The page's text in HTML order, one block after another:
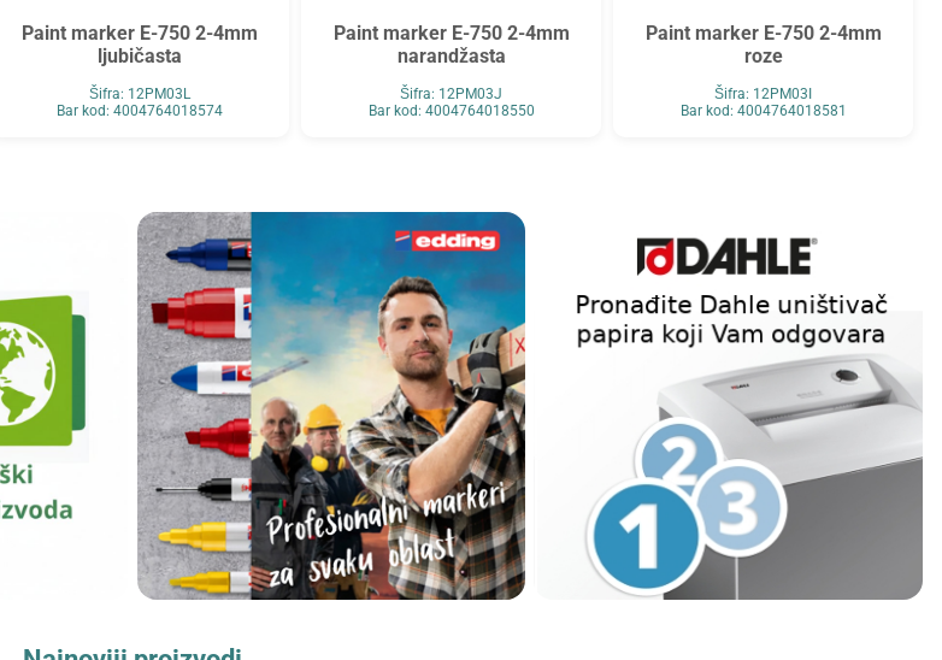
Paint marker E-750 2-4mm
ljubičasta
Šifra: 12PM03L
Bar kod: 4004764018574
Paint marker E-750 2-4mm
narandžasta
Šifra: 12PM03J
Bar kod: 4004764018550
Paint marker E-750 2-4mm
roze
Šifra: 12PM03I
Bar kod: 4004764018581